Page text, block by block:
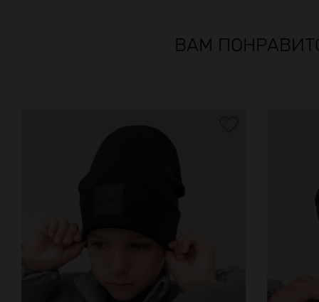
ВАМ